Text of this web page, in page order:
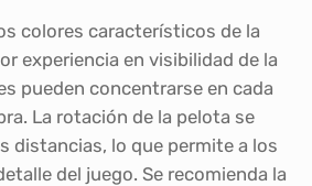
colores característicos de la
experiencia en visibilidad de la
pueden concentrarse en cada
La rotación de la pelota se
distancias, lo que permite a los
del juego. Se recomienda la